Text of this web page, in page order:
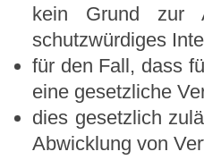
kein Grund zur
schutzwürdiges
für den Fall, dass
eine gesetzliche
dies gesetzlich
Abwicklung von